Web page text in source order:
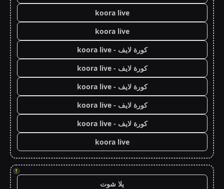
koora live
koora live
كورة لايف - koora live
كورة لايف - koora live
كورة لايف - koora live
كورة لايف - koora live
كورة لايف - koora live
koora live
!
يلا شوت